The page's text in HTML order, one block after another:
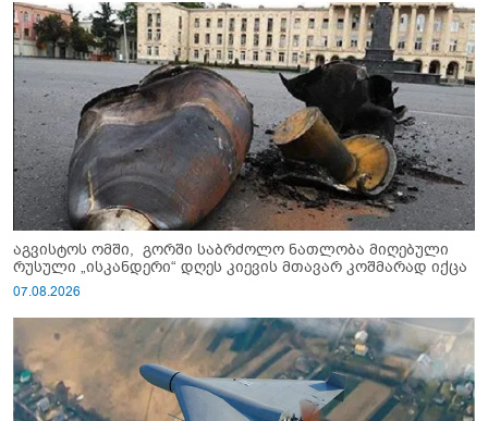
აგვისტოს ომში, გორში საბრძოლო ნათლობა მიღებული
რუსული „ისკანდერი“ დღეს კიევის მთავარ კოშმარად იქცა
07.08.2026